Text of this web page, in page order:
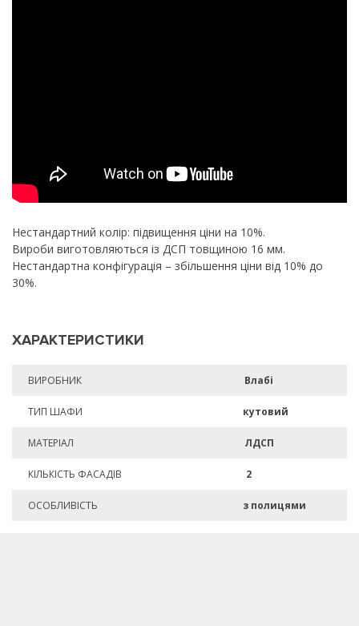
Нестандартний колір: підвищення ціни на 10%.
Вироби виготовляються із ДСП товщиною 16 мм.
Нестандартна конфігурація – збільшення ціни від 10% до
30%.
ХАРАКТЕРИСТИКИ
ВИРОБНИК Влабі
ТИП ШАФИ кутовий
МАТЕРІАЛ ЛДСП
КІЛЬКІСТЬ ФАСАДІВ 2
ОСОБЛИВІСТЬ з полицями